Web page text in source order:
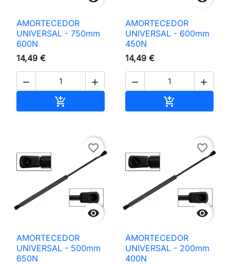
AMORTECEDOR
UNIVERSAL - 750mm
600N
14,49 €
 

AMORTECEDOR
UNIVERSAL - 600mm
450N
14,49 €
 


favorite_border
AMORTECEDOR
UNIVERSAL - 500mm
650N

favorite_border
AMORTECEDOR
UNIVERSAL - 200mm
400N